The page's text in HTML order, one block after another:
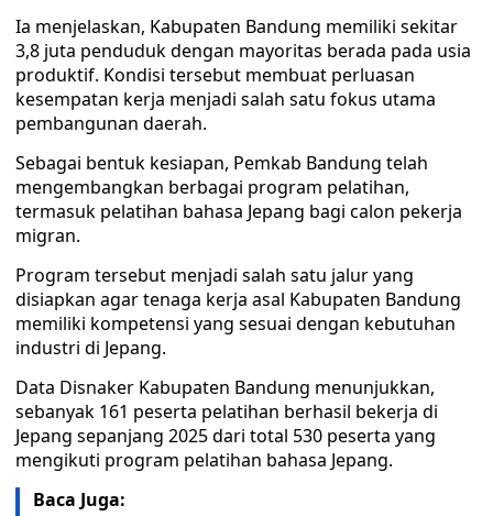
Ia menjelaskan, Kabupaten Bandung memiliki sekitar
3,8 juta penduduk dengan mayoritas berada pada usia
produktif. Kondisi tersebut membuat perluasan
kesempatan kerja menjadi salah satu fokus utama
pembangunan daerah.
Sebagai bentuk kesiapan, Pemkab Bandung telah
mengembangkan berbagai program pelatihan,
termasuk pelatihan bahasa Jepang bagi calon pekerja
migran.
Program tersebut menjadi salah satu jalur yang
disiapkan agar tenaga kerja asal Kabupaten Bandung
memiliki kompetensi yang sesuai dengan kebutuhan
industri di Jepang.
Data Disnaker Kabupaten Bandung menunjukkan,
sebanyak 161 peserta pelatihan berhasil bekerja di
Jepang sepanjang 2025 dari total 530 peserta yang
mengikuti program pelatihan bahasa Jepang.
Baca Juga: